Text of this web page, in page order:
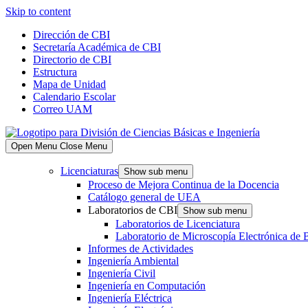
Skip to content
Dirección de CBI
Secretaría Académica de CBI
Directorio de CBI
Estructura
Mapa de Unidad
Calendario Escolar
Correo UAM
Open Menu Close Menu
Licenciaturas Show sub menu
Proceso de Mejora Continua de la Docencia
Catálogo general de UEA
Laboratorios de CBI Show sub menu
Laboratorios de Licenciatura
Laboratorio de Microscopía Electrónica de
Informes de Actividades
Ingeniería Ambiental
Ingeniería Civil
Ingeniería en Computación
Ingeniería Eléctrica